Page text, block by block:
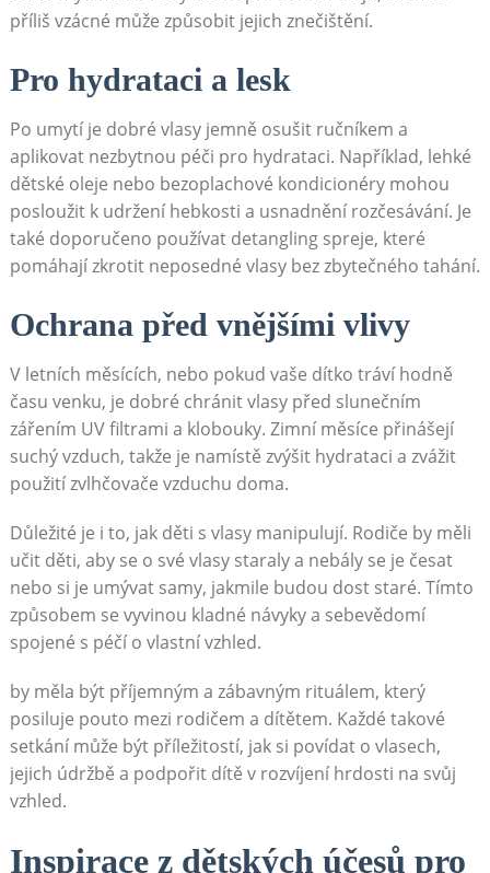
příliš vzácné může způsobit jejich znečištění.
Pro hydrataci a lesk
Po umytí je dobré vlasy jemně osušit ručníkem a
aplikovat nezbytnou péči pro hydrataci. Například, lehké
dětské oleje nebo bezoplachové kondicionéry mohou
posloužit k udržení hebkosti a usnadnění rozčesávání. Je
také doporučeno používat detangling spreje, které
pomáhají zkrotit neposedné vlasy bez zbytečného tahání.
Ochrana před vnějšími vlivy
V letních měsících, nebo pokud vaše dítko tráví hodně
času venku, je dobré chránit vlasy před slunečním
zářením UV filtrami a klobouky. Zimní měsíce přinášejí
suchý vzduch, takže je namístě zvýšit hydrataci a zvážit
použití zvlhčovače vzduchu doma.
Důležité je i to, jak děti s vlasy manipulují. Rodiče by měli
učit děti, aby se o své vlasy staraly a nebály se je česat
nebo si je umývat samy, jakmile budou dost staré. Tímto
způsobem se vyvinou kladné návyky a sebevědomí
spojené s péčí o vlastní vzhled.
by měla být příjemným a zábavným rituálem, který
posiluje pouto mezi rodičem a dítětem. Každé takové
setkání může být příležitostí, jak si povídat o vlasech,
jejich údržbě a podpořit dítě v rozvíjení hrdosti na svůj
vzhled.
Inspirace z dětských účesů pro